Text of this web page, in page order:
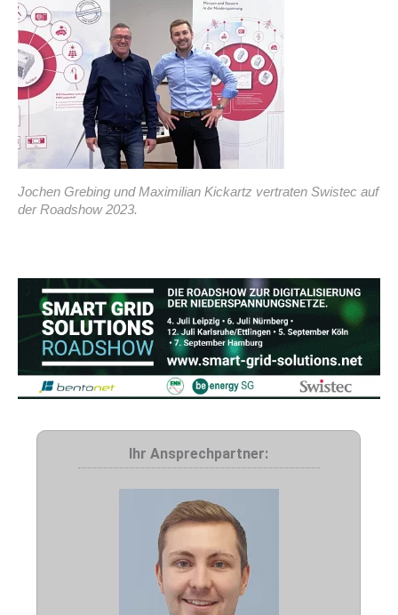
Jochen Grebing und Maximilian Kickartz vertraten Swistec auf
der Roadshow 2023.
Ihr Ansprechpartner: